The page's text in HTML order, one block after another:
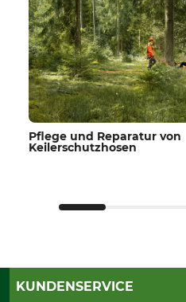
Pflege und Reparatur von
Keilerschutzhosen
KUNDENSERVICE